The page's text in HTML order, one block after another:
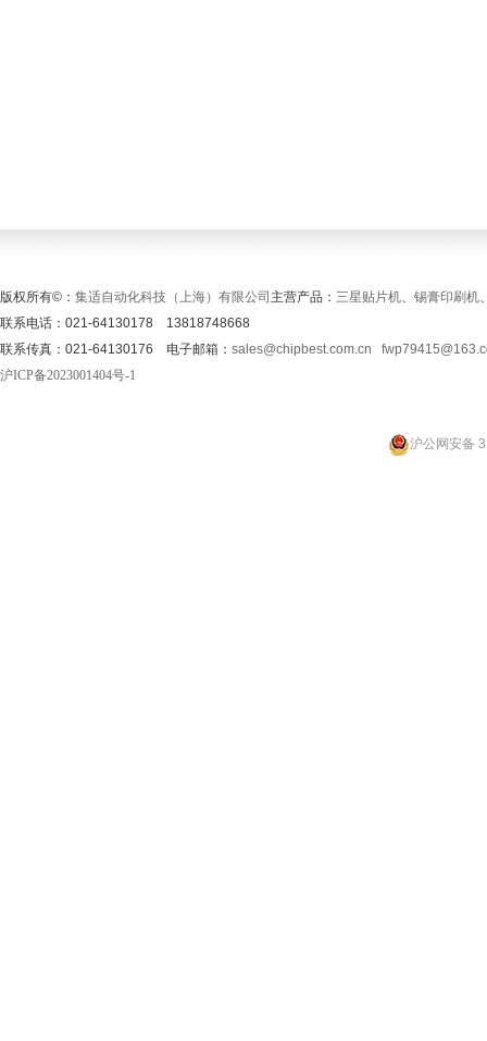
版权所有©： 集适自动化科技（上海）有限公司 主营产品： 三星贴片机、 锡膏印刷机
联系电话：021-64130178 13818748668
联系传真：021-64130176 电子邮箱： sales@chipbest.com.cn
沪ICP备2023001404号-1
沪公网安备